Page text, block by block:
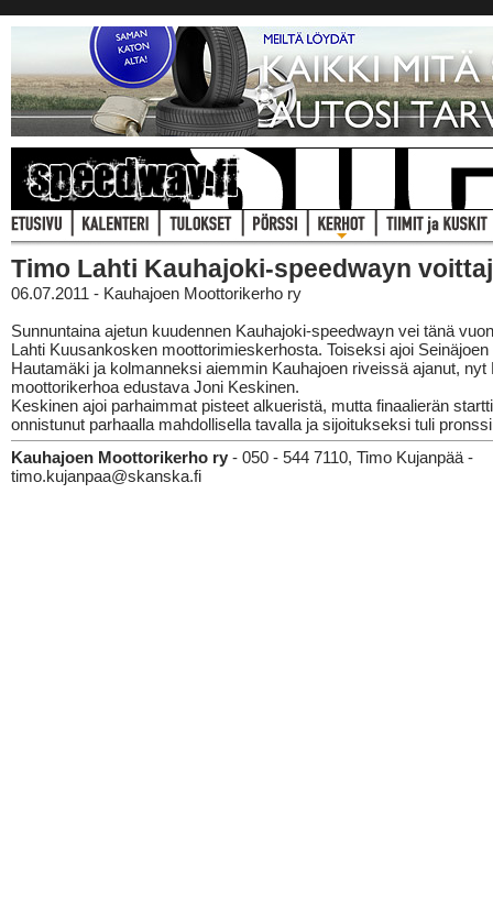
Timo Lahti Kauhajoki-speedwayn
06.07.2011 - Kauhajoen Moottorikerho ry
Sunnuntaina ajetun kuudennen Kauhajoki-speedwayn vei tänä
Lahti Kuusankosken moottorimieskerhosta. Toiseksi ajoi Seinäjoen
Hautamäki ja kolmanneksi aiemmin Kauhajoen riveissä ajanut, nyt
moottorikerhoa edustava Joni Keskinen.
Keskinen ajoi parhaimmat pisteet alkueristä, mutta finaalierän
onnistunut parhaalla mahdollisella tavalla ja sijoitukseksi tuli
Kauhajoen Moottorikerho ry - 050 - 544 7110, Timo Kujanpää -
timo.kujanpaa@skanska.fi